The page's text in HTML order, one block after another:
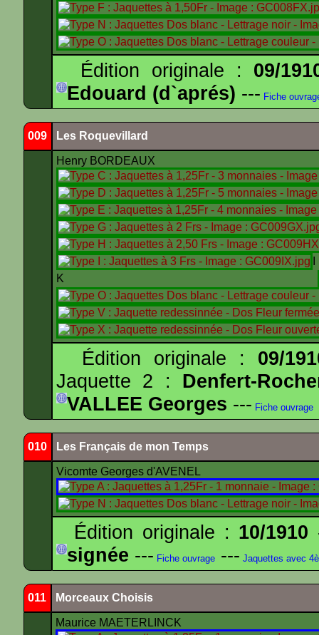
Édition originale : 09/
Edouard (d`aprés) --- Fiche
009 Les Roquevillard
Henry BORDEAUX
K
Édition originale : 09/
Jaquette 2 : Denfert-
VALLEE Georges --- Fiche ouvrage
010 Les Français de mon Temps
Vicomte Georges d'AVENEL
Édition originale : 10/1910
signée --- Fiche ouvrage --- Jaquettes avec
011 Morceaux Choisis
Maurice MAETERLINCK